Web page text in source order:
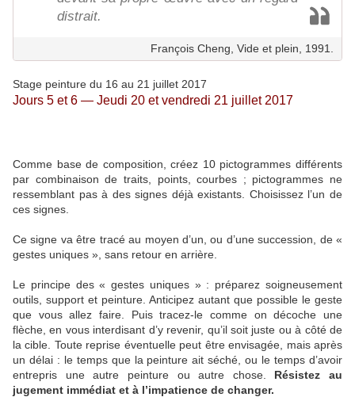
distrait.
François Cheng, Vide et plein, 1991.
Stage peinture du 16 au 21 juillet 2017
Jours 5 et 6 — Jeudi 20 et vendredi 21 juillet 2017
Comme base de composition, créez 10 pictogrammes différents
par combinaison de traits, points, courbes ; pictogrammes ne
ressemblant pas à des signes déjà existants. Choisissez l’un de
ces signes.
Ce signe va être tracé au moyen d’un, ou d’une succession, de «
gestes uniques », sans retour en arrière.
Le principe des « gestes uniques » : préparez soigneusement
outils, support et peinture. Anticipez autant que possible le geste
que vous allez faire. Puis tracez-le comme on décoche une
flèche, en vous interdisant d’y revenir, qu’il soit juste ou à côté de
la cible. Toute reprise éventuelle peut être envisagée, mais après
un délai : le temps que la peinture ait séché, ou le temps d’avoir
entrepris une autre peinture ou autre chose. Résistez au
jugement immédiat et à l’impatience de changer.